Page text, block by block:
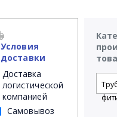
Условия
доставки
Доставка
логистической
компанией
Самовывоз